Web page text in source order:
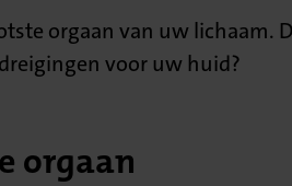
orgaan van uw lichaam.
voor uw huid?
orgaan